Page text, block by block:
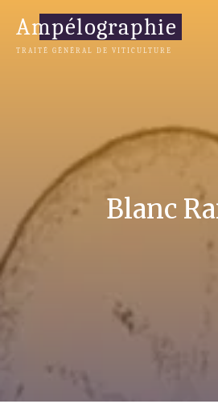
contenuto
Ampélographie
TRAITÉ GÉNÉRAL DE VITICULTURE
Blanc